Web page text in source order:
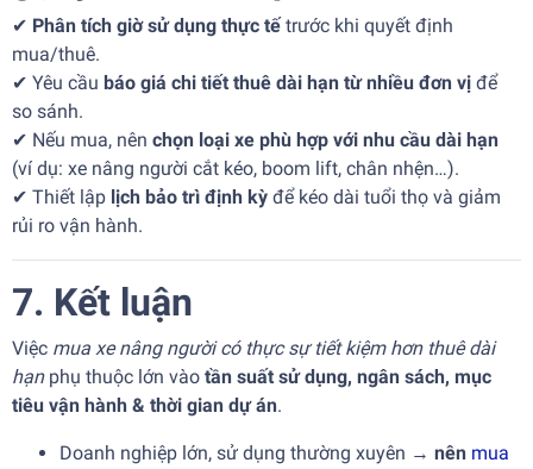
✔ Phân tích giờ sử dụng thực tếtrước khi quyết định
mua/thuê.
✔ Yêu cầu báo giá chi tiết thuê dài hạn từ nhiều đơn vị để
so sánh.
✔ Nếu mua, nên chọn loại xe phù hợp với nhu cầu dài hạn
(ví dụ: xe nâng người cắt kéo, boom lift, chân nhện…).
✔ Thiết lập lịch bảo trì định kỳ để kéo dài tuổi thọ và giảm
rủi ro vận hành.
7. Kết luận
Việc mua xe nâng người có thực sự tiết kiệm hơn thuê dài
hạnphụ thuộc lớn vào tần suất sử dụng, ngân sách, mục
tiêu vận hành & thời gian dự án.
Doanh nghiệp lớn, sử dụng thường xuyên → nên mua